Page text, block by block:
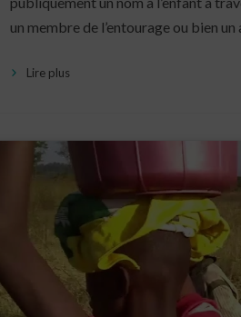
un membre de l’entourage ou bien
Lire plus